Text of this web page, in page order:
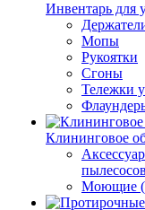
Инвентарь для
Мопы
Рукоятки
Сгоны
Тележки
Клининговое
пылесосов
Моющие